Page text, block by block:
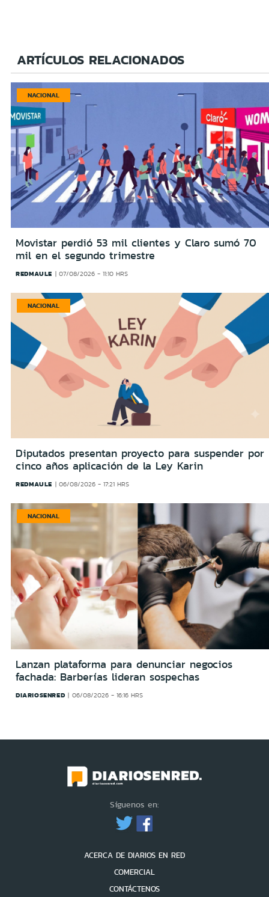
ARTÍCULOS RELACIONADOS
NACIONAL
Movistar perdió 53 mil clientes y Claro sumó 70
mil en el segundo trimestre
REDMAULE 07/08/2026 - 11:10 HRS
NACIONAL
Diputados presentan proyecto para suspender por
cinco años aplicación de la Ley Karin
REDMAULE 06/08/2026 - 17:21 HRS
NACIONAL
Lanzan plataforma para denunciar negocios
fachada: Barberías lideran sospechas
DIARIOSENRED 06/08/2026 - 16:16 HRS
Síguenos en:
ACERCA DE DIARIOS EN RED
COMERCIAL
CONTÁCTENOS